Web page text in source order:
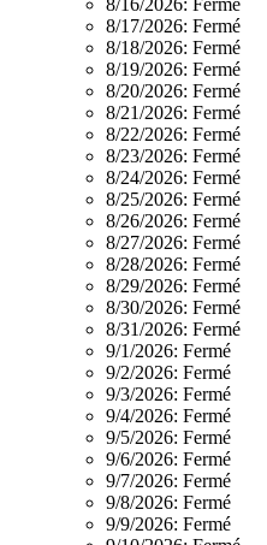
8/16/2026: Fermé
8/17/2026: Fermé
8/18/2026: Fermé
8/19/2026: Fermé
8/20/2026: Fermé
8/21/2026: Fermé
8/22/2026: Fermé
8/23/2026: Fermé
8/24/2026: Fermé
8/25/2026: Fermé
8/26/2026: Fermé
8/27/2026: Fermé
8/28/2026: Fermé
8/29/2026: Fermé
8/30/2026: Fermé
8/31/2026: Fermé
9/1/2026: Fermé
9/2/2026: Fermé
9/3/2026: Fermé
9/4/2026: Fermé
9/5/2026: Fermé
9/6/2026: Fermé
9/7/2026: Fermé
9/8/2026: Fermé
9/9/2026: Fermé